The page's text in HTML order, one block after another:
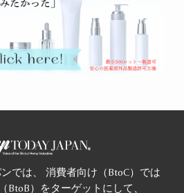
では、 消費者向け（BtoC）では
BtoB）をターゲットにして、